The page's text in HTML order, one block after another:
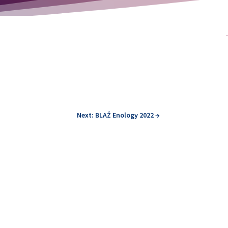
Next: BLAŽ Enology 2022→